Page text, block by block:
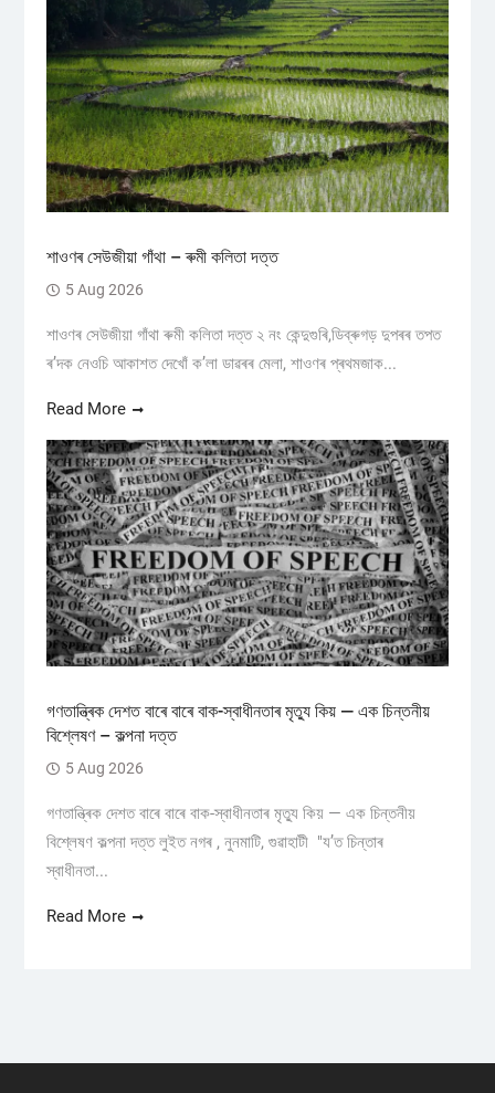
শাওণৰ সেউজীয়া গাঁথা – ৰুমী কলিতা দত্ত
5 Aug 2026
শাওণৰ সেউজীয়া গাঁথা ৰুমী কলিতা দত্ত ২ নং কেন্দুগুৰি,ডিব্ৰুগড় ​দুপৰৰ তপত
ৰ’দক নেওচি আকাশত দেখোঁ ক’লা ডাৱৰৰ মেলা, শাওণৰ প্ৰথমজাক...
Read More
গণতান্ত্ৰিক দেশত বাৰে বাৰে বাক-স্বাধীনতাৰ মৃত্যু কিয় — এক চিন্তনীয়
বিশ্লেষণ – কল্পনা দত্ত
5 Aug 2026
গণতান্ত্ৰিক দেশত বাৰে বাৰে বাক-স্বাধীনতাৰ মৃত্যু কিয় — এক চিন্তনীয়
বিশ্লেষণ কল্পনা দত্ত লুইত নগৰ , নুনমাটি, গুৱাহাটী "য’ত চিন্তাৰ
স্বাধীনতা...
Read More